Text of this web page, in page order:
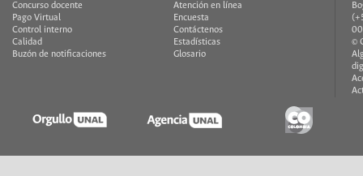
Concurso docente
Pago Virtual
Control interno
Calidad
Buzón de notificaciones
Atención en línea
Encuesta
Contáctenos
Estadísticas
Glosario
©